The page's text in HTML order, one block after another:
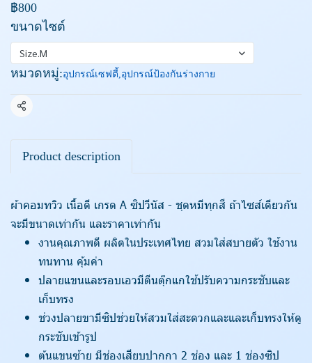
฿800
ขนาดไซต์
Size.M
หมวดหมู่:อุปกรณ์เซฟตี้,อุปกรณ์ป้องกันร่างกาย
แชร์
Product description
ผ้าคอมทวิว เนื้อดี เกรด A ซิปวีนัส - ชุดหมีทุกสี ถ้าไซส์เดียวกัน
จะมีขนาดเท่ากัน และราคาเท่ากัน
งานคุณภาพดี ผลิตในประเทศไทย สวมใส่สบายตัว ใช้งาน
ทนทาน คุ้มค่า
ปลายแขนและรอบเอวมีตีนตุ๊กแกใช้ปรับความกระชับและ
เก็บทรง
ช่วงปลายขามีซิปช่วยให้สวมใส่สะดวกและและเก็บทรงให้ดู
กระชับเข้ารูป
ต้นแขนซ้าย มีช่องเสียบปากกา 2 ช่อง และ 1 ช่องซิป